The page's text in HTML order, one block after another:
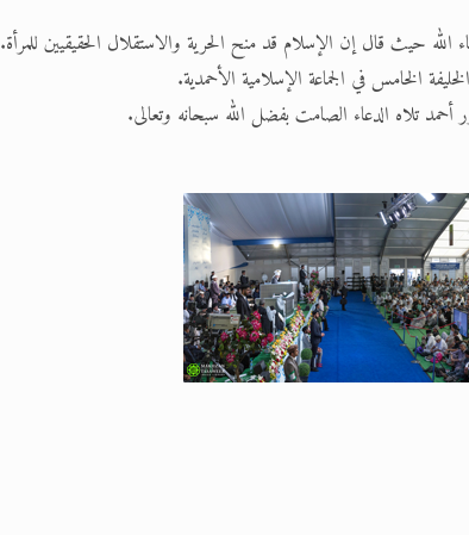
حيث قال إن الإسلام قد منح الحرية والاستقلال الحقيقيين للمرأة.
الخامس في الجماعة الإسلامية الأحمدية.
تلاه الدعاء الصامت بفضل الله سبحانه وتعالى.